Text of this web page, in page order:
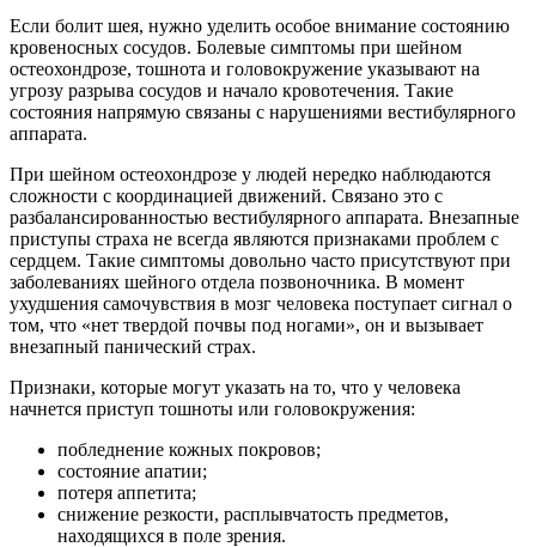
Если болит шея, нужно уделить особое внимание состоянию
кровеносных сосудов. Болевые симптомы при шейном
остеохондрозе, тошнота и головокружение указывают на
угрозу разрыва сосудов и начало кровотечения. Такие
состояния напрямую связаны с нарушениями вестибулярного
аппарата.
При шейном остеохондрозе у людей нередко наблюдаются
сложности с координацией движений. Связано это с
разбалансированностью вестибулярного аппарата. Внезапные
приступы страха не всегда являются признаками проблем с
сердцем. Такие симптомы довольно часто присутствуют при
заболеваниях шейного отдела позвоночника. В момент
ухудшения самочувствия в мозг человека поступает сигнал о
том, что «нет твердой почвы под ногами», он и вызывает
внезапный панический страх.
Признаки, которые могут указать на то, что у человека
начнется приступ тошноты или головокружения:
побледнение кожных покровов;
состояние апатии;
потеря аппетита;
снижение резкости, расплывчатость предметов,
находящихся в поле зрения.